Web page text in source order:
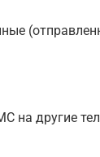
на другие